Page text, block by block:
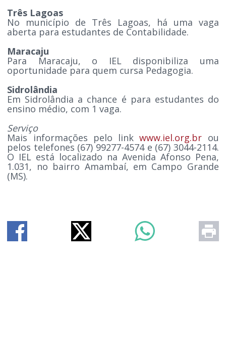
Três Lagoas
No município de Três Lagoas, há uma vaga
aberta para estudantes de Contabilidade.
Maracaju
Para Maracaju, o IEL disponibiliza uma
oportunidade para quem cursa Pedagogia.
Sidrolândia
Em Sidrolândia a chance é para estudantes do
ensino médio, com 1 vaga.
Serviço
Mais informações pelo linkwww.iel.org.br ou
pelos telefones (67) 99277-4574 e (67) 3044-2114.
O IEL está localizado na Avenida Afonso Pena,
1.031, no bairro Amambaí, em Campo Grande
(MS).